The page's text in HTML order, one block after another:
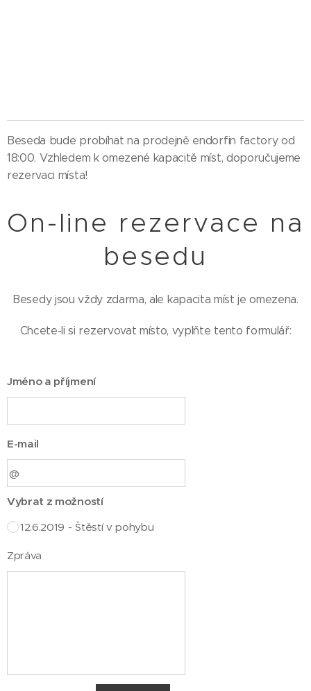
Beseda bude probíhat na prodejně endorfin factory od
18:00. Vzhledem k omezené kapacitě míst, doporučujeme
rezervaci místa!
On-line rezervace na
besedu
Besedy jsou vždy zdarma, ale kapacita míst je omezena.
Chcete-li si rezervovat místo, vyplňte tento formulář:
Jméno a příjmení
E-mail
Vybrat z možností
12.6.2019 - Štěstí v pohybu
Zpráva